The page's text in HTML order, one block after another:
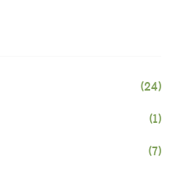
(24)
(1)
(7)